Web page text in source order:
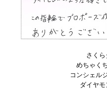
さくら
めちゃく
コンシェル
ダイヤモ